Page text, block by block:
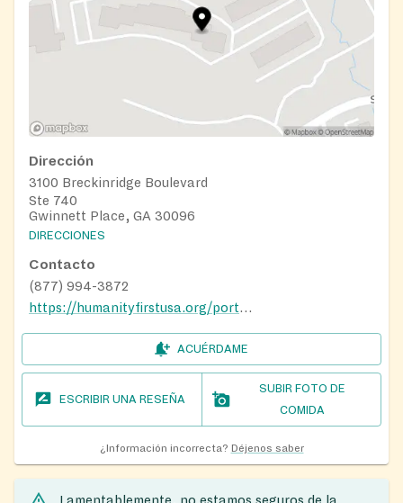
Dirección
3100 Breckinridge Boulevard
Ste 740
Gwinnett Place, GA 30096
DIRECCIONES
Contacto
(877) 994-3872
https://humanityfirstusa.org/portfolio/duluth-food-pantry/
ACUÉRDAME
ESCRIBIR UNA RESEÑA
SUBIR FOTO DE
COMIDA
¿Información incorrecta? Déjenos saber